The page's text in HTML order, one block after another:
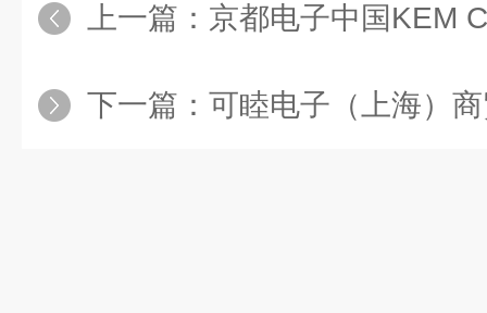
上一篇： 京都电子中国KEM
下一篇： 可睦电子（上海）商贸